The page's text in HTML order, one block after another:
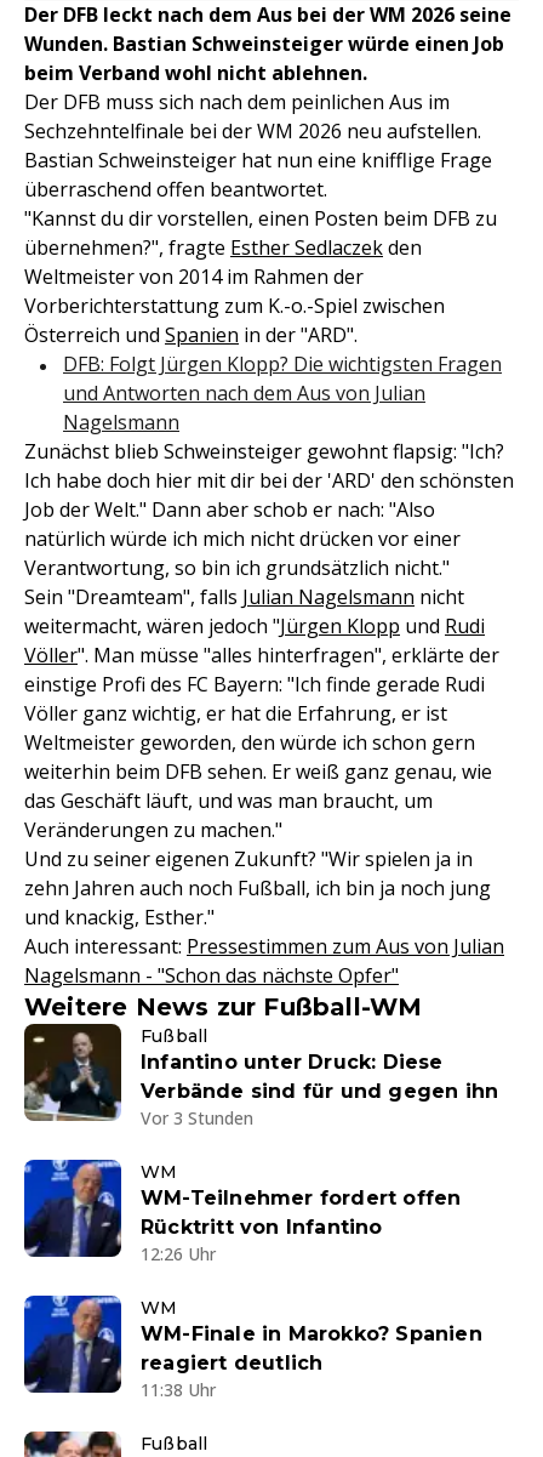
Der DFB leckt nach dem Aus bei der WM 2026 seine
Wunden. Bastian Schweinsteiger würde einen Job
beim Verband wohl nicht ablehnen.
Der DFB muss sich nach dem peinlichen Aus im
Sechzehntelfinale bei der WM 2026 neu aufstellen.
Bastian Schweinsteiger hat nun eine knifflige Frage
überraschend offen beantwortet.
"Kannst du dir vorstellen, einen Posten beim DFB zu
übernehmen?", fragte Esther Sedlaczekden
Weltmeister von 2014 im Rahmen der
Vorberichterstattung zum K.-o.-Spiel zwischen
Österreich und Spanien in der "ARD".
DFB: Folgt Jürgen Klopp? Die wichtigsten Fragen
und Antworten nach dem Aus von Julian
Nagelsmann
Zunächst blieb Schweinsteiger gewohnt flapsig: "Ich?
Ich habe doch hier mit dir bei der 'ARD' den schönsten
Job der Welt." Dann aber schob er nach: "Also
natürlich würde ich mich nicht drücken vor einer
Verantwortung, so bin ich grundsätzlich nicht."
Sein "Dreamteam", falls Julian Nagelsmann nicht
weitermacht, wären jedoch "Jürgen Klopp und Rudi
Völler". Man müsse "alles hinterfragen", erklärte der
einstige Profi des FC Bayern: "Ich finde gerade Rudi
Völler ganz wichtig, er hat die Erfahrung, er ist
Weltmeister geworden, den würde ich schon gern
weiterhin beim DFB sehen. Er weiß ganz genau, wie
das Geschäft läuft, und was man braucht, um
Veränderungen zu machen."
Und zu seiner eigenen Zukunft? "Wir spielen ja in
zehn Jahren auch noch Fußball, ich bin ja noch jung
und knackig, Esther."
Auch interessant: Pressestimmen zum Aus von Julian
Nagelsmann - "Schon das nächste Opfer"
Weitere News zur Fußball-WM
Fußball
Infantino unter Druck: Diese
Verbände sind für und gegen ihn
Vor 3 Stunden
WM
WM-Teilnehmer fordert offen
Rücktritt von Infantino
12:26 Uhr
WM
WM-Finale in Marokko? Spanien
reagiert deutlich
11:38 Uhr
Fußball